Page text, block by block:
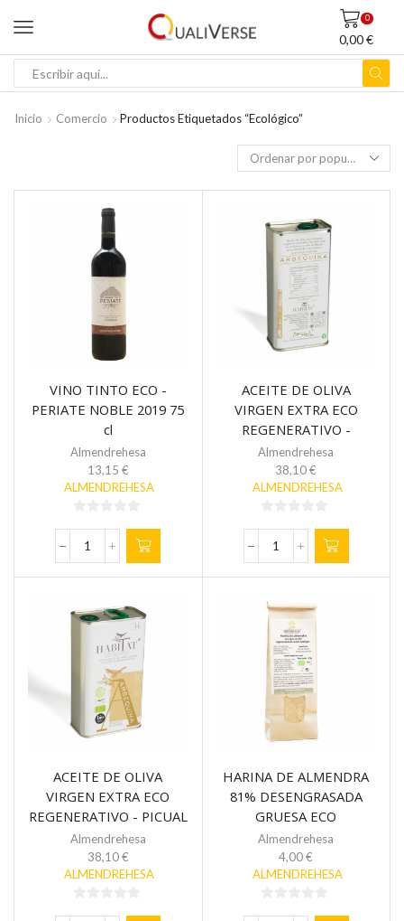
0
0,00€
BÚSQUEDA
Inicio Comercio Productos Etiquetados “ecológico”
VINO TINTO ECO -
PERIATE NOBLE 2019 75
cl
Almendrehesa
13,15 €
ALMENDREHESA
de
5
VINO
PERIATE
NOBLE
2019
cantidad
ACEITE DE OLIVA
VIRGEN EXTRA ECO
REGENERATIVO -
ARBEQUINA 3L
Almendrehesa
38,10€
ALMENDREHESA
de
5
ACEITE
VIRGEN
EXTRA
ECO
REGENERATIVO
-
ARBEQUINA
3L
cantidad
ACEITE DE OLIVA
VIRGEN EXTRA ECO
REGENERATIVO - PICUAL
3L
Almendrehesa
38,10€
ALMENDREHESA
HARINA DE ALMENDRA
81% DESENGRASADA
GRUESA ECO
REGENERATIVA 125 gr
Almendrehesa
4,00€
ALMENDREHESA